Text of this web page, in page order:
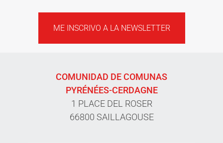
ME INSCRIVO A LA NEWSLETTER
COMUNIDAD DE COMUNAS
PYRÉNÉES-CERDAGNE
1 PLACE DEL ROSER
66800 SAILLAGOUSE